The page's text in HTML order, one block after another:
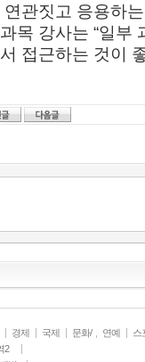
관짓고 응용하
목 강사는 “일부
접근하는 것이
경제 국제
문화/
연예
스
2